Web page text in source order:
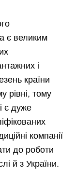
є великим
і
країни
рівні, тому
є дуже
компанії
до роботи
й з України.